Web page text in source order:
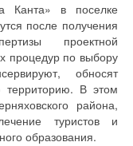
Канта» в поселке
после получения
проектной
процедур по выбору
обносят
территорию. В этом
района,
туристов и
образования.